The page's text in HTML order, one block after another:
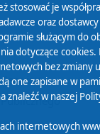
stosować je
oraz
służącym do
dotyczące cookies.
bez zmiany
one zapisane w
znaleźć w naszej
internetowych